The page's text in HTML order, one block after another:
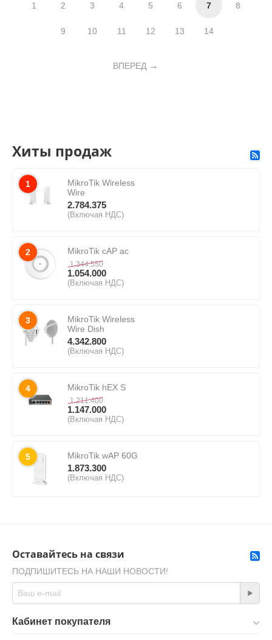
1 2 3 4 5 6 7 8
9 10 11 12 13 14
ВПЕРЕД
Хиты продаж
1
MikroTik Wireless
Wire
2.784.375
(Включая НДС)
2 MikroTik cAP ac
1.344.550
1.054.000
(Включая НДС)
3
MikroTik Wireless
Wire Dish
4.342.800
(Включая НДС)
4 MikroTik hEX S
1.211.400
1.147.000
(Включая НДС)
5 MikroTik wAP 60G
1.873.300
(Включая НДС)
Оставайтесь на связи
ПОДПИШИТЕСЬ НА НАШИ НОВОСТИ!
Кабинет покупателя